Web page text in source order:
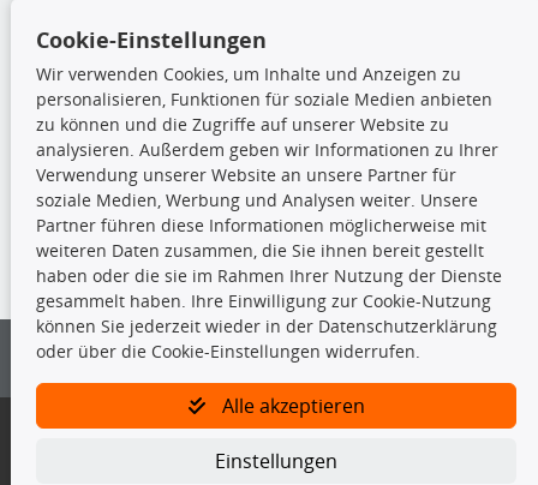
Stoßdämpfer
TecDoc Inside
Die hier angezeigten Daten insbesondere die gesamte Datenbank dürfen
nicht kopiert werden.
Es ist zu unterlassen, die Daten oder die gesamte Datenbank ohne
vorherige Zustimmung von TecDoc zu vervielfältigen, zu verbreiten
und/oder diese Handlungen durch Dritte ausführen zu lassen. Ein
Bitte prüfen Sie, ob das über unseren Onlineshop identifizierte Ersatzteil
Gegebenenfalls sind ergänzende Informationen notwendig, um
Cookie-Einstellungen
Wir verwenden Cookies, um Inhalte und Anzeigen zu
personalisieren, Funktionen für soziale Medien anbieten
zu können und die Zugriffe auf unserer Website zu
analysieren. Außerdem geben wir Informationen zu Ihrer
Verwendung unserer Website an unsere Partner für
soziale Medien, Werbung und Analysen weiter. Unsere
Partner führen diese Informationen möglicherweise mit
weiteren Daten zusammen, die Sie ihnen bereit gestellt
haben oder die sie im Rahmen Ihrer Nutzung der Dienste
gesammelt haben. Ihre Einwilligung zur Cookie-Nutzung
können Sie jederzeit wieder in der Datenschutzerklärung
oder über die Cookie-Einstellungen widerrufen.
Alle akzeptieren
Einstellungen